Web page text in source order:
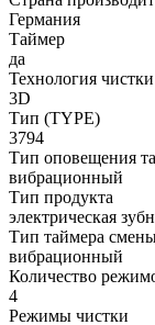
Германия
Таймер
да
Технология чистки
3D
Тип (TYPE)
3794
Тип оповещения
вибрационный
Тип продукта
электрическая
Тип таймера
вибрационный
Количество
4
Режимы чистки